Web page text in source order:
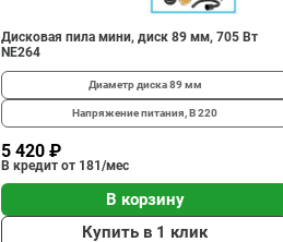
Дисковая пила мини, диск 89 мм, 705 Вт
NE264
Диаметр диска89 мм
Напряжение питания, В220
5 420 ₽
В кредит от 181/мес
В корзину
Купить в 1 клик